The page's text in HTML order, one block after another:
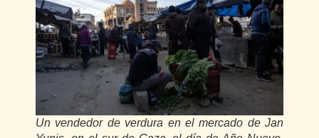
Un vendedor de verdura en el mercado de Jan